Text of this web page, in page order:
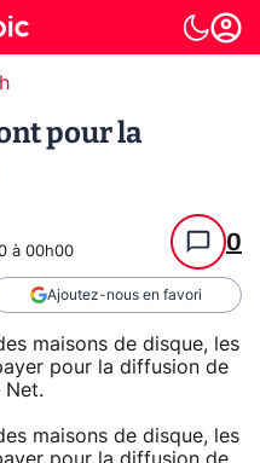
pour la
à 00h00 0
Ajoutez-nous en favori
maisons de disque, les
pour la diffusion de
Net.
maisons de disque, les
pour la diffusion de